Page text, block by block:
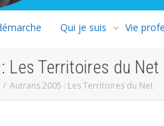
Qui je suis Vie
Les Territoires du Net
Autrans 2005 : Les Territoires du Net